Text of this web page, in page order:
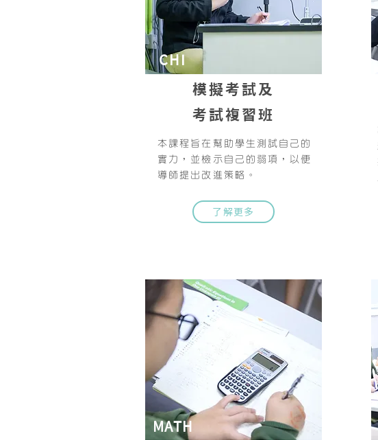
CHI
模擬考試及
考試複習班
本課程旨在幫助學生測試自己的
實力，並檢示自己的弱項，以便
導師提出改進策略。
了解更多
MATH